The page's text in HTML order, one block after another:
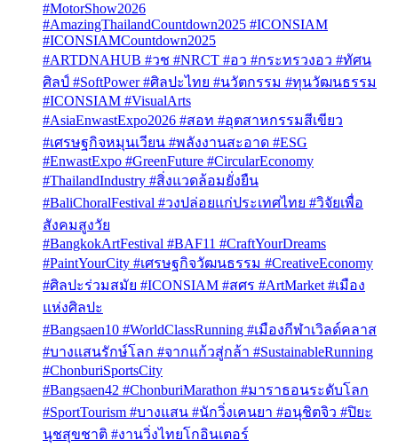
#MotorShow2026
#AmazingThailandCountdown2025 #ICONSIAM
#ICONSIAMCountdown2025
#ARTDNAHUB #วช #NRCT #อว #กระทรวงอว #ทัศน
ศิลป์ #SoftPower #ศิลปะไทย #นวัตกรรม #ทุนวัฒนธรรม
#ICONSIAM #VisualArts
#AsiaEnwastExpo2026 #สอท #อุตสาหกรรมสีเขียว
#เศรษฐกิจหมุนเวียน #พลังงานสะอาด #ESG
#EnwastExpo #GreenFuture #CircularEconomy
#ThailandIndustry #สิ่งแวดล้อมยั่งยืน
#BaliChoralFestival #วงปล่อยแก่ประเทศไทย #วิจัยเพื่อ
สังคมสูงวัย
#BangkokArtFestival #BAF11 #CraftYourDreams
#PaintYourCity #เศรษฐกิจวัฒนธรรม #CreativeEconomy
#ศิลปะร่วมสมัย #ICONSIAM #สศร #ArtMarket #เมือง
แห่งศิลปะ
#Bangsaen10 #WorldClassRunning #เมืองกีฬาเวิลด์คลาส
#บางแสนรักษ์โลก #จากแก้วสู่กล้า #SustainableRunning
#ChonburiSportsCity
#Bangsaen42 #ChonburiMarathon #มาราธอนระดับโลก
#SportTourism #บางแสน #นักวิ่งเคนยา #อนุชิตจิว #ปิยะ
นุชสุขชาติ #งานวิ่งไทยโกอินเตอร์